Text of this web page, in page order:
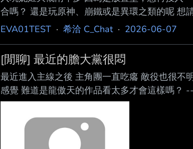
合嗎？ 還是玩原神、崩鐵或是異環之類的呢 想
EVA01TEST · 希洽 C_Chat· 2026-06-07
[閒聊] 最近的膽大黨很悶
最近進入主線之後 主角團一直吃癟 敵役也很不
感覺 難道是龍傲天的作品看太多才會這樣嗎？ --